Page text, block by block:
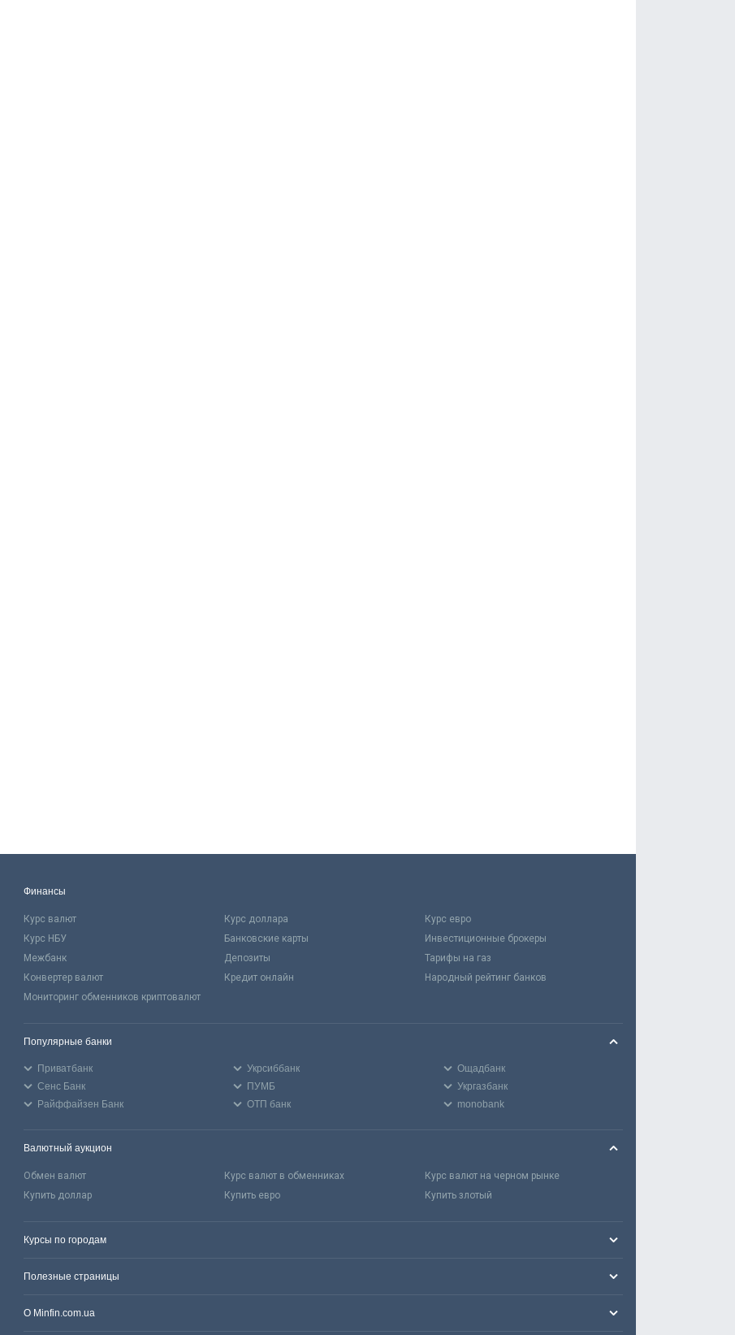
Финансы
Курс валют Курс доллара
Курс евро
Курс НБУ
Банковские карты
Инвестиционные брокеры
Межбанк
Депозиты
Тарифы на газ
Конвертер валют
Кредит онлайн
Народный рейтинг банков
Мониторинг обменников криптовалют
Популярные банки
Приватбанк Укрсиббанк
Ощадбанк
Сенс Банк
ПУМБ
Укргазбанк
Райффайзен Банк
ОТП банк monobank
Валютный аукцион
Обмен валют Курс валют в обменниках
Курс валют на черном рынке
Купить доллар
Купить евро Купить злотый
Курсы по городам
Полезные страницы
О Minfin.com.ua